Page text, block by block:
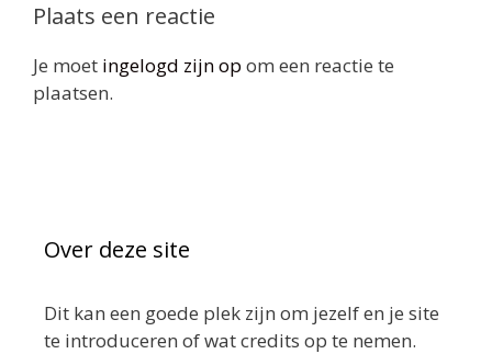
Plaats een reactie
Je moet ingelogd zijn op om een reactie te
plaatsen.
Over deze site
Dit kan een goede plek zijn om jezelf en je site
te introduceren of wat credits op te nemen.